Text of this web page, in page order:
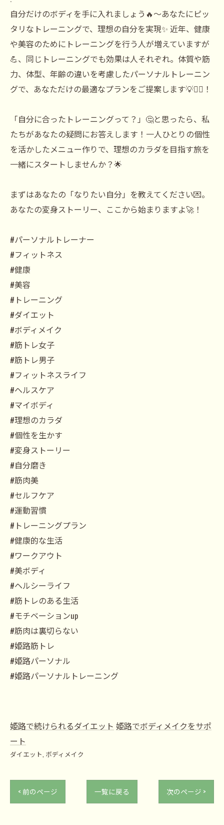
自分だけのボディを手に入れましょう🔥〜あなたにピッ
タリなトレーニングで、理想の自分を実現✨ 近年、健康
や美容のためにトレーニングを行う人が増えていますが
💪、同じトレーニングでも効果は人それぞれ。体質や筋
力、体型、年齢の違いを考慮したパーソナルトレーニン
グで、あなただけの最適なプランをご提案します💡🏋️‍♂️！
「自分に合ったトレーニングって？」🤔と思ったら、私
たちがあなたの疑問にお答えします！一人ひとりの個性
を活かしたメニュー作りで、理想のカラダを目指す旅を
一緒にスタートしませんか？🌟
まずはあなたの「なりたい自分」を教えてください💌。
あなたの変身ストーリー、ここから始まりますよ🚀！
#パーソナルトレーナー
#フィットネス
#健康
#美容
#トレーニング
#ダイエット
#ボディメイク
#筋トレ女子
#筋トレ男子
#フィットネスライフ
#ヘルスケア
#マイボディ
#理想のカラダ
#個性を生かす
#変身ストーリー
#自分磨き
#筋肉美
#セルフケア
#運動習慣
#トレーニングプラン
#健康的な生活
#ワークアウト
#美ボディ
#ヘルシーライフ
#筋トレのある生活
#モチベーションup
#筋肉は裏切らない
#姫路筋トレ
#姫路パーソナル
#姫路パーソナルトレーニング
姫路で続けられるダイエット 姫路でボディメイクをサポ
ート
ダイエット ボディメイク
< 前のページ 一覧に戻る 次のページ >